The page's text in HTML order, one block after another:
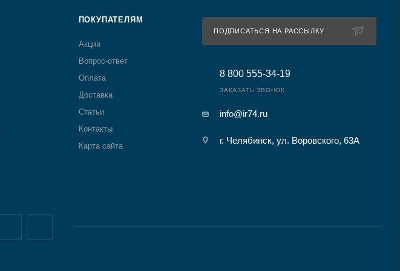
ПОКУПАТЕЛЯМ
Акции
Вопрос-ответ
Оплата
Доставка
Статьи
Контакты
Карта сайта
ПОДПИСАТЬСЯ НА РАССЫЛКУ
8 800 555-34-19
ЗАКАЗАТЬ ЗВОНОК
info@ir74.ru
г. Челябинск, ул. Воровского, 63А